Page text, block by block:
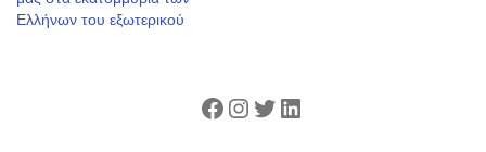
άρθρων
Ελλήνων του εξωτερικού
Facebook
Instagram
Twitter
Linkedin